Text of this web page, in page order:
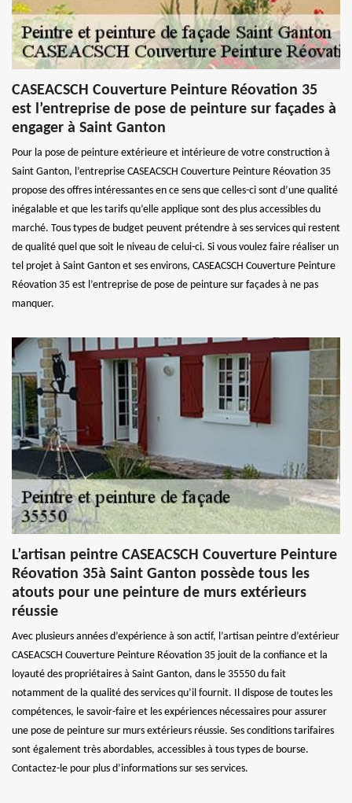
CASEACSCH Couverture Peinture Réovation 35
est l’entreprise de pose de peinture sur façades à
engager à Saint Ganton
Pour la pose de peinture extérieure et intérieure de votre construction à
Saint Ganton, l’entreprise CASEACSCH Couverture Peinture Réovation 35
propose des offres intéressantes en ce sens que celles-ci sont d’une qualité
inégalable et que les tarifs qu’elle applique sont des plus accessibles du
marché. Tous types de budget peuvent prétendre à ses services qui restent
de qualité quel que soit le niveau de celui-ci. Si vous voulez faire réaliser un
tel projet à Saint Ganton et ses environs, CASEACSCH Couverture Peinture
Réovation 35 est l’entreprise de pose de peinture sur façades à ne pas
manquer.
L’artisan peintre CASEACSCH Couverture Peinture
Réovation 35à Saint Ganton possède tous les
atouts pour une peinture de murs extérieurs
réussie
Avec plusieurs années d’expérience à son actif, l’artisan peintre d’extérieur
CASEACSCH Couverture Peinture Réovation 35 jouit de la confiance et la
loyauté des propriétaires à Saint Ganton, dans le 35550 du fait
notamment de la qualité des services qu’il fournit. Il dispose de toutes les
compétences, le savoir-faire et les expériences nécessaires pour assurer
une pose de peinture sur murs extérieurs réussie. Ses conditions tarifaires
sont également très abordables, accessibles à tous types de bourse.
Contactez-le pour plus d’informations sur ses services.